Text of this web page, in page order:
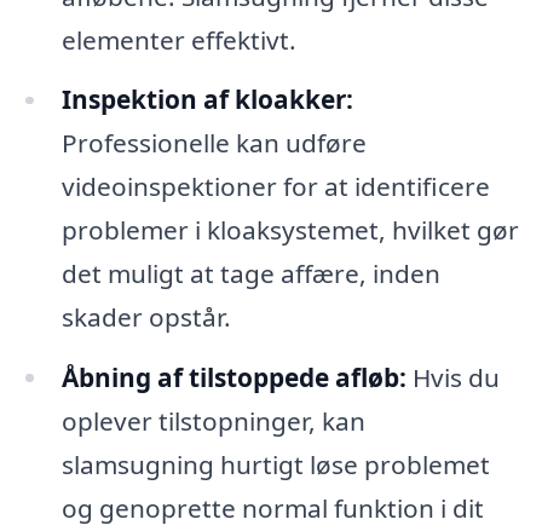
elementer effektivt.
Inspektion af kloakker:
Professionelle kan udføre
videoinspektioner for at identificere
problemer i kloaksystemet, hvilket gør
det muligt at tage affære, inden
skader opstår.
Åbning af tilstoppede afløb: Hvis du
oplever tilstopninger, kan
slamsugning hurtigt løse problemet
og genoprette normal funktion i dit